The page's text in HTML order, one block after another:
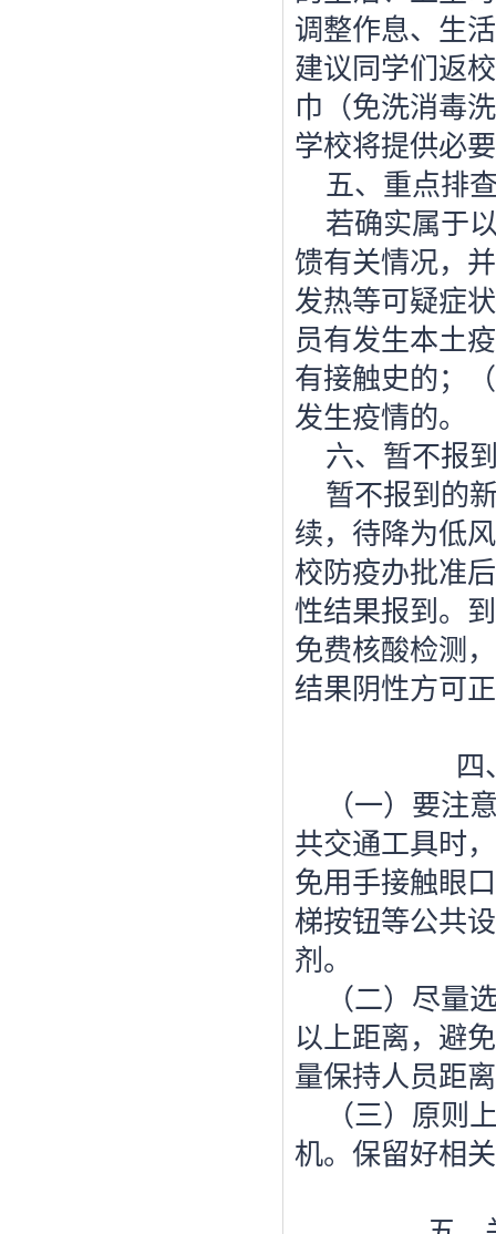
调整作息、生
建议同学们返
巾（免洗消毒
学校将提供必
五、重点排
若确实属于
馈有关情况，
发热等可疑症
员有发生本土
有接触史的；（
发生疫情的。
六、暂不报
暂不报到的
续，待降为低
校防疫办批准
性结果报到。
免费核酸检测
结果阴性方可
四
（一）要注
共交通工具时
免用手接触眼
梯按钮等公共
剂。
（二）尽量
以上距离，避
量保持人员距
（三）原则
机。保留好相